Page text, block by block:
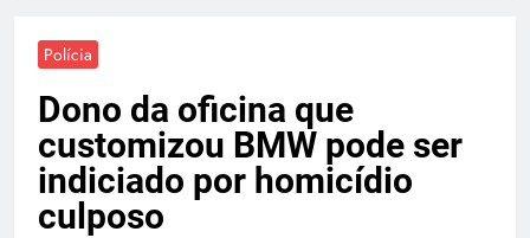
Polícia
Dono da oficina que
customizou BMW pode ser
indiciado por homicídio
culposo